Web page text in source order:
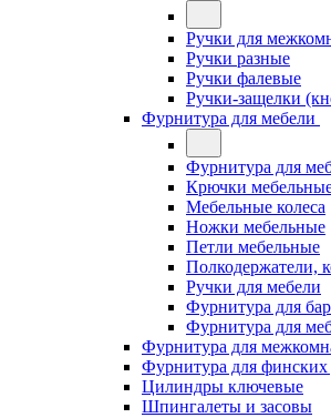
Ручки для
Ручки разные
Ручки фалевые
Ручки-защелки
Фурнитура для мебели
Фурнитура для
Крючки
Мебельные колеса
Ножки мебельные
Петли мебельные
Полкодержатели,
Ручки для мебели
Фурнитура для
Фурнитура для
Фурнитура для
Фурнитура для финских
Цилиндры ключевые
Шпингалеты и засовы